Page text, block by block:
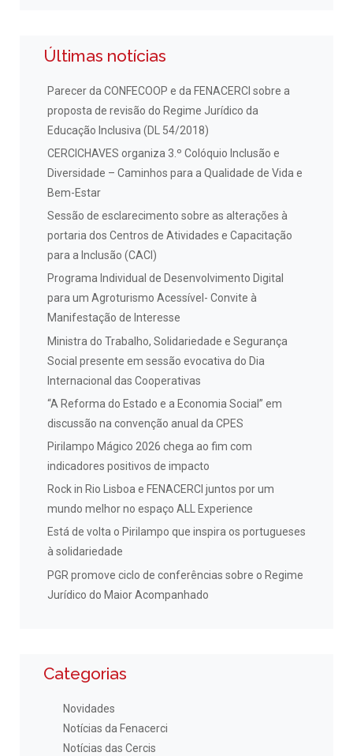
Últimas notícias
Parecer da CONFECOOP e da FENACERCI sobre a
proposta de revisão do Regime Jurídico da
Educação Inclusiva (DL 54/2018)
CERCICHAVES organiza 3.º Colóquio Inclusão e
Diversidade – Caminhos para a Qualidade de Vida e
Bem-Estar
Sessão de esclarecimento sobre as alterações à
portaria dos Centros de Atividades e Capacitação
para a Inclusão (CACI)
Programa Individual de Desenvolvimento Digital
para um Agroturismo Acessível- Convite à
Manifestação de Interesse
Ministra do Trabalho, Solidariedade e Segurança
Social presente em sessão evocativa do Dia
Internacional das Cooperativas
“A Reforma do Estado e a Economia Social” em
discussão na convenção anual da CPES
Pirilampo Mágico 2026 chega ao fim com
indicadores positivos de impacto
Rock in Rio Lisboa e FENACERCI juntos por um
mundo melhor no espaço ALL Experience
Está de volta o Pirilampo que inspira os portugueses
à solidariedade
PGR promove ciclo de conferências sobre o Regime
Jurídico do Maior Acompanhado
Categorias
Novidades
Notícias da Fenacerci
Notícias das Cercis